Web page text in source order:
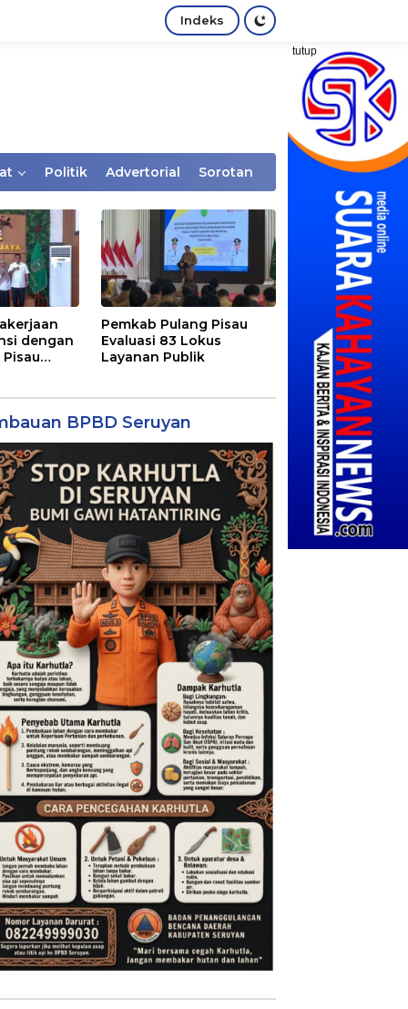
Indeks
tutup
Politik Advertorial Sorotan
dengan
Pemkab Pulang Pisau
Evaluasi 83 Lokus
Layanan Publik
BPBD Seruyan